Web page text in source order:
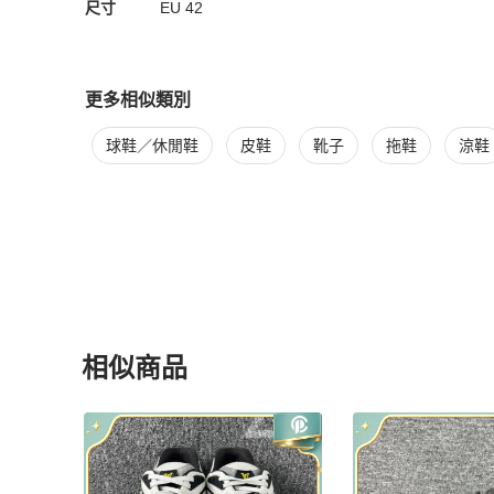
尺寸 EU 42
更多相似類別
更多Louis Vuitton 男鞋相似商品推薦
球鞋／休閒鞋 皮鞋 靴子 拖鞋 涼鞋
相似商品
更多相似Louis Vuitton男鞋推薦精品